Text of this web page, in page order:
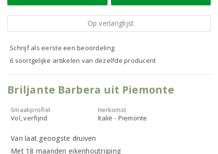
Op verlanglijst
Schrijf als eerste een beoordeling
6 soortgelijke artikelen van dezelfde producent
Briljante Barbera uit Piemonte
Smaakprofiel
Vol, verfijnd
Herkomst
Italië - Piemonte
Van laat geoogste druiven
Met 18 maanden eikenhoutrijping